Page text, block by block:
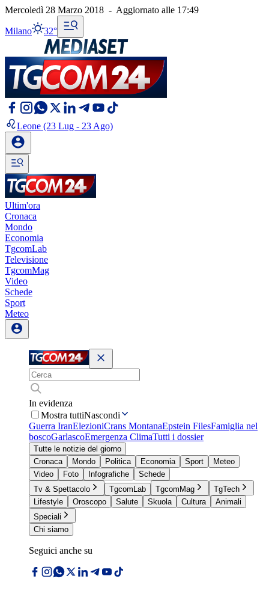
Mercoledì 28 Marzo 2018 - Aggiornato alle 17:49
Milano 32°
Leone (23 Lug - 23 Ago)
Ultim'ora
Cronaca
Mondo
Economia
TgcomLab
Televisione
TgcomMag
Video
Schede
Sport
Meteo
In evidenza
Mostra tuttiNascondi
Guerra IranElezioniCrans MontanaEpstein FilesFamiglia nel
boscoGarlascoEmergenza ClimaTutti i dossier
Tutte le notizie del giorno
Cronaca
Mondo Politica Economia Sport
Meteo
Video
Foto Infografiche
Schede
Tv & Spettacolo
TgcomLab TgcomMag
TgTech
Lifestyle
Oroscopo Salute Skuola Cultura
Animali
Speciali
Chi siamo
Seguici anche su